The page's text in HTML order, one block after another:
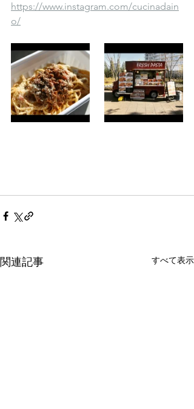
https://www.instagram.com/cucinadain
o/
関連記事 すべて表示